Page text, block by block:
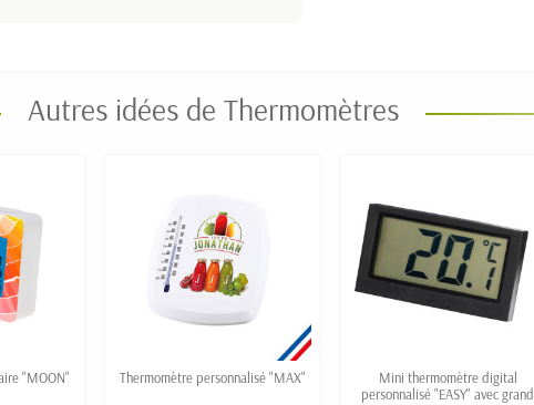
Autres idées de Thermomètres
"MOON" Thermomètre personnalisé "MAX"
Mini thermomètre digital
personnalisé "EASY" avec grand